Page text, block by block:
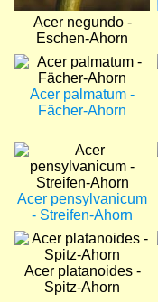
Acer negundo -
Eschen-Ahorn
Bild
Acer palmatum -
Fächer-Ahorn
Bild
Acer pensylvanicum
- Streifen-Ahorn
Bild
Acer platanoides -
Spitz-Ahorn